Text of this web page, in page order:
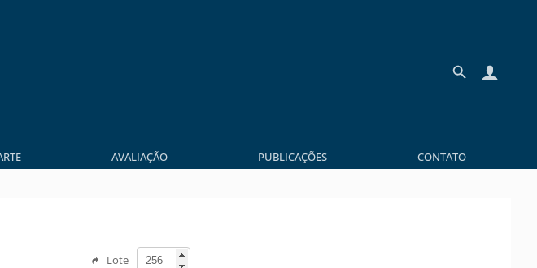
AVALIAÇÃO PUBLICAÇÕES CONTATO
Lote